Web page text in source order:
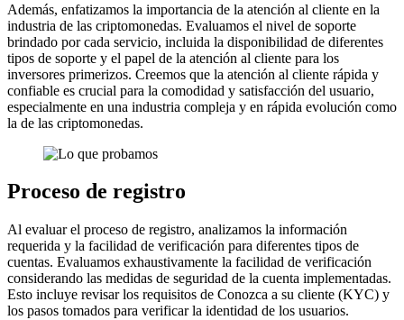
Además, enfatizamos la importancia de la atención al cliente en la
industria de las criptomonedas. Evaluamos el nivel de soporte
brindado por cada servicio, incluida la disponibilidad de diferentes
tipos de soporte y el papel de la atención al cliente para los
inversores primerizos. Creemos que la atención al cliente rápida y
confiable es crucial para la comodidad y satisfacción del usuario,
especialmente en una industria compleja y en rápida evolución como
la de las criptomonedas.
Proceso de registro
Al evaluar el proceso de registro, analizamos la información
requerida y la facilidad de verificación para diferentes tipos de
cuentas. Evaluamos exhaustivamente la facilidad de verificación
considerando las medidas de seguridad de la cuenta implementadas.
Esto incluye revisar los requisitos de Conozca a su cliente (KYC) y
los pasos tomados para verificar la identidad de los usuarios.